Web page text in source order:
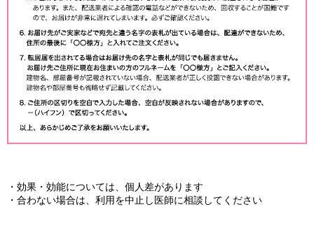
・効果・効能については、個人差があります
・合わない場合は、利用を中止し医師に相談してください